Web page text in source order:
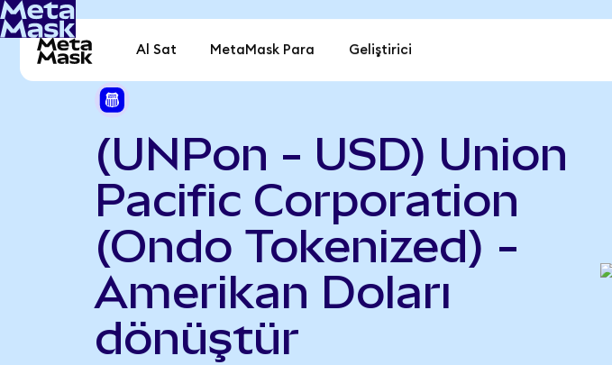
Al Sat MetaMask Para Geliştirici
(UNPon - USD) Union
Pacific Corporation
(Ondo Tokenized) -
Amerikan Doları
dönüştür